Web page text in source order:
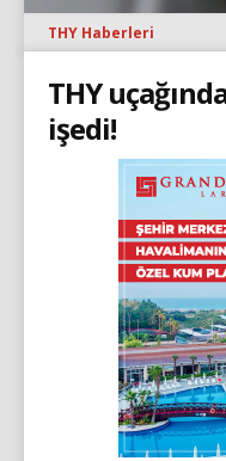
THY Haberleri
THY
işedi!